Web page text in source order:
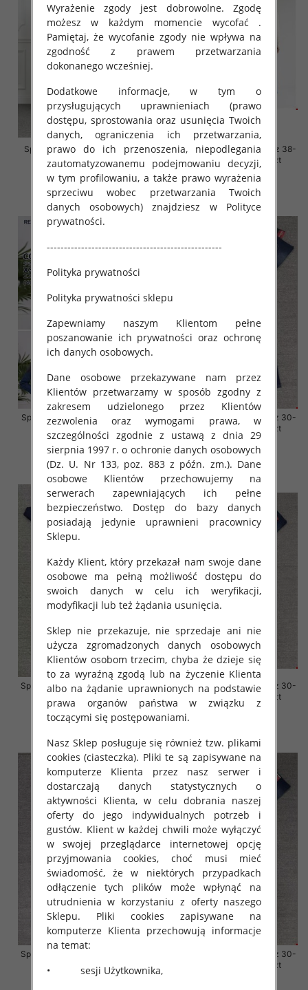
Spodnie damskie jeansy Roz L-
4XL, 1 Kolor Paczka 12 szt
54.00 zł
szczegóły
Spodnie damskie jeansy Roz 38-
48, 1 Kolor Paczka 12 szt
54.00 zł
szczegóły
Spodnie damskie jeansy Roz 38-
54.00 zł
szczegóły
Spodnie damskie jeansy Roz 30-
38, 1 Kolor Paczka 10 szt
68.00 zł
szczegóły
Spodnie damskie jeansy Roz 30-
38, 1 Kolor Paczka 10 szt
68.00 zł
Spodnie damskie jeansy Roz 30-
38, 1 Kolor Paczka 10 szt
Spodnie damskie jeansy Roz 30-
38, 1 Kolor Paczka 10 szt
Spodnie damskie jeansy Roz 30-
38, 1 Kolor Paczka 10 szt
Wyrażenie zgody jest dobrowolne. Zgodę
możesz w każdym momencie wycofać .
Pamiętaj, że wycofanie zgody nie wpływa na
zgodność z prawem przetwarzania
dokonanego wcześniej.
Dodatkowe informacje, w tym o
przysługujących uprawnieniach (prawo
dostępu, sprostowania oraz usunięcia Twoich
danych, ograniczenia ich przetwarzania,
prawo do ich przenoszenia, niepodlegania
zautomatyzowanemu podejmowaniu decyzji,
w tym profilowaniu, a także prawo wyrażenia
sprzeciwu wobec przetwarzania Twoich
danych osobowych) znajdziesz w Polityce
prywatności.
---------------------------------------------------
Polityka prywatności
Polityka prywatności sklepu
Zapewniamy naszym Klientom pełne
poszanowanie ich prywatności oraz ochronę
ich danych osobowych.
Dane osobowe przekazywane nam przez
Klientów przetwarzamy w sposób zgodny z
zakresem udzielonego przez Klientów
zezwolenia oraz wymogami prawa, w
szczególności zgodnie z ustawą z dnia 29
sierpnia 1997 r. o ochronie danych osobowych
(Dz. U. Nr 133, poz. 883 z późn. zm.). Dane
osobowe Klientów przechowujemy na
serwerach zapewniających ich pełne
bezpieczeństwo. Dostęp do bazy danych
posiadają jedynie uprawnieni pracownicy
Sklepu.
Każdy Klient, który przekazał nam swoje dane
osobowe ma pełną możliwość dostępu do
swoich danych w celu ich weryfikacji,
modyfikacji lub też żądania usunięcia.
Sklep nie przekazuje, nie sprzedaje ani nie
użycza zgromadzonych danych osobowych
Klientów osobom trzecim, chyba że dzieje się
to za wyraźną zgodą lub na życzenie Klienta
albo na żądanie uprawnionych na podstawie
prawa organów państwa w związku z
toczącymi się postępowaniami.
Nasz Sklep posługuje się również tzw. plikami
cookies (ciasteczka). Pliki te są zapisywane na
komputerze Klienta przez nasz serwer i
dostarczają danych statystycznych o
aktywności Klienta, w celu dobrania naszej
oferty do jego indywidualnych potrzeb i
gustów. Klient w każdej chwili może wyłączyć
w swojej przeglądarce internetowej opcję
przyjmowania cookies, choć musi mieć
świadomość, że w niektórych przypadkach
odłączenie tych plików może wpłynąć na
utrudnienia w korzystaniu z oferty naszego
Sklepu. Pliki cookies zapisywane na
komputerze Klienta przechowują informacje
na temat:
• sesji Użytkownika,